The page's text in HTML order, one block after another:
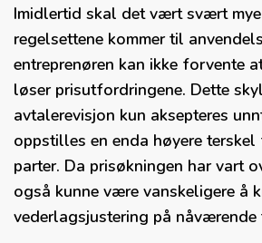
Imidlertid skal det vært svært
regelsettene kommer til
entreprenøren kan ikke forvente
løser prisutfordringene. Dette
avtalerevisjon kun aksepteres
oppstilles en enda høyere
parter. Da prisøkningen har vart
også kunne være vanskeligere å
vederlagsjustering på nåværende